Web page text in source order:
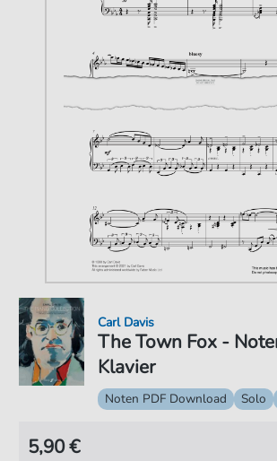
The Town Fox -
Klavier
Carl Davis
Noten PDF Download Solo
5,90 €